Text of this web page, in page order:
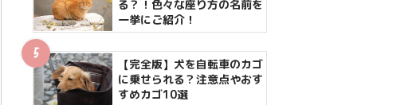
る？！色々な座り方の名前を
一挙にご紹介！
【完全版】犬を自転車のカゴ
に乗せられる？注意点やおす
すめカゴ10選